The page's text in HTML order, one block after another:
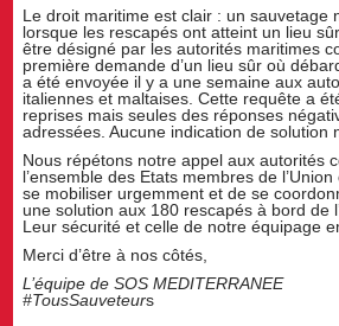
Le droit maritime est clair : un sauvetage
lorsque les rescapés ont atteint un lieu
être désigné par les autorités maritimes
première demande d’un lieu sûr où
a été envoyée il y a une semaine aux
italiennes et maltaises. Cette requête a
reprises mais seules des réponses
adressées. Aucune indication de solution
Nous répétons notre appel aux autorités
l’ensemble des Etats membres de
se mobiliser urgemment et de se
une solution aux 180 rescapés à bord de
Leur sécurité et celle de notre équipage
Merci d’être à nos côtés,
L’équipe de SOS MEDITERRANEE
#TousSauveteurs